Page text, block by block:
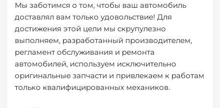
Мы заботимся о том, чтобы ваш автомобиль
доставлял вам только удовольствие! Для
достижения этой цели мы скрупулезно
выполняем, разработанный производителем,
регламент обслуживания и ремонта
автомобилей, используем исключительно
оригинальные запчасти и привлекаем к работам
только квалифицированных механиков.